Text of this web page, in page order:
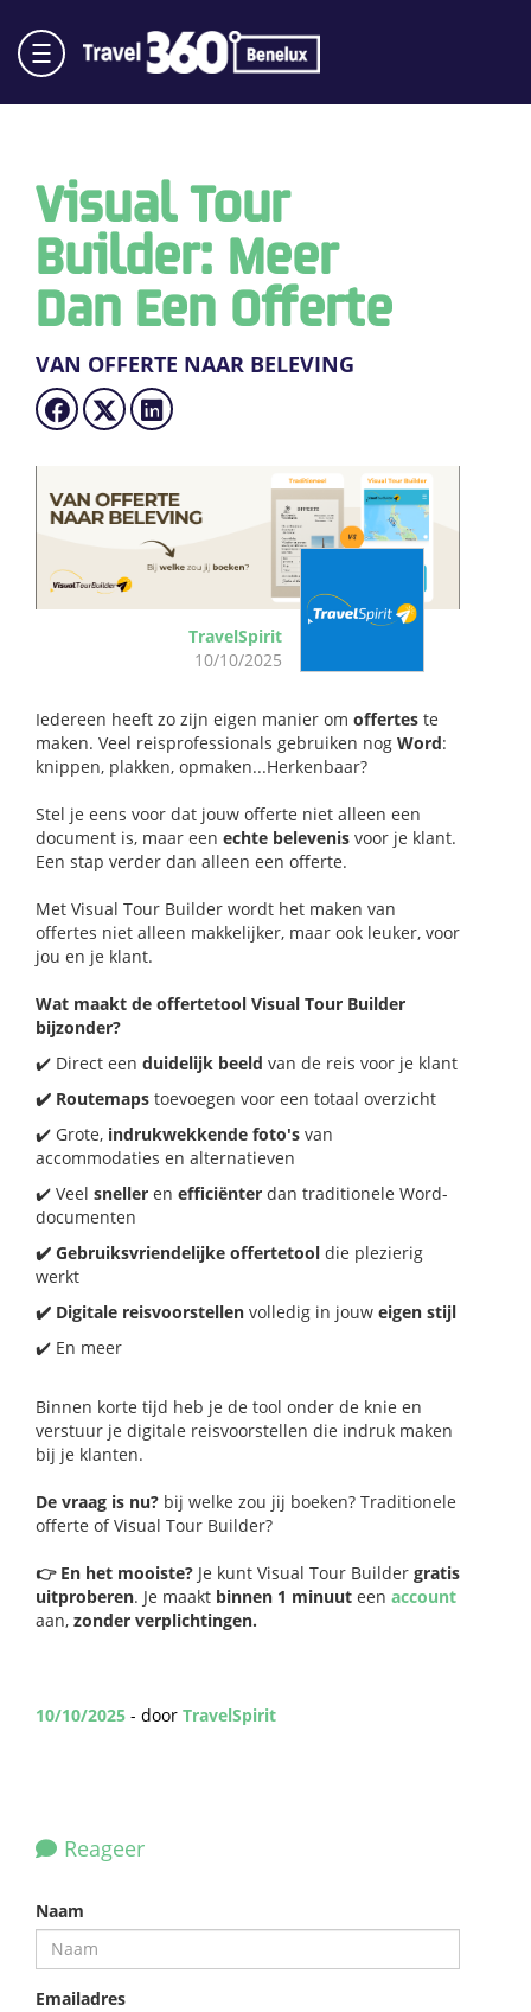
Visual Tour
Builder: Meer
Dan Een Offerte
VAN OFFERTE NAAR BELEVING
TravelSpirit
10/10/2025
Iedereen heeft zo zijn eigen manier om offertes te
maken. Veel reisprofessionals gebruiken nog Word:
knippen, plakken, opmaken...Herkenbaar?
Stel je eens voor dat jouw offerte niet alleen een
document is, maar een echte belevenis voor je klant.
Een stap verder dan alleen een offerte.
Met Visual Tour Builder wordt het maken van
offertes niet alleen makkelijker, maar ook leuker, voor
jou en je klant.
Wat maakt de offertetool Visual Tour Builder
bijzonder?
✔️ Direct een duidelijk beeld van de reis voor je klant
✔️ Routemaps toevoegen voor een totaal overzicht
✔️ Grote, indrukwekkende foto's van
accommodaties en alternatieven
✔️ Veel sneller en efficiënter dan traditionele Word-
documenten
✔️ Gebruiksvriendelijke offertetool die plezierig
werkt
✔️ Digitale reisvoorstellen volledig in jouw eigen stijl
✔️ En meer
Binnen korte tijd heb je de tool onder de knie en
verstuur je digitale reisvoorstellen die indruk maken
bij je klanten.
De vraag is nu? bij welke zou jij boeken? Traditionele
offerte of Visual Tour Builder?
👉 En het mooiste? Je kunt Visual Tour Builder gratis
uitproberen. Je maakt binnen 1 minuut een account
aan, zonder verplichtingen.
10/10/2025 - door TravelSpirit
Reageer
Naam
Emailadres